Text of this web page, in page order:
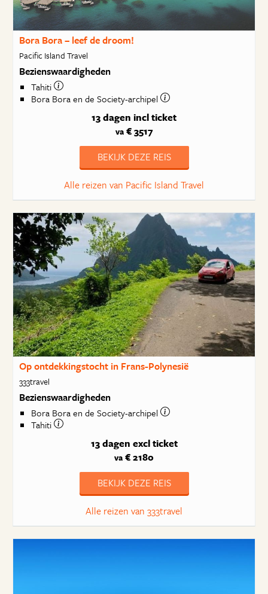
Bora Bora – leef de droom!
Pacific Island Travel
Bezienswaardigheden
Tahiti
Bora Bora en de Society-archipel
13 dagen incl ticket
va€ 3517
BEKIJK DEZE REIS
Alle reizen van Pacific Island Travel
Op ontdekkingstocht in Frans-Polynesië
333travel
Bezienswaardigheden
Bora Bora en de Society-archipel
Tahiti
13 dagen excl ticket
va € 2180
BEKIJK DEZE REIS
Alle reizen van 333travel